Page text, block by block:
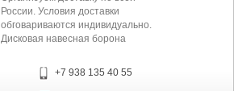
России. Условия доставки
обговариваются индивидуально.
Дисковая навесная борона
+7 938 135 40 55